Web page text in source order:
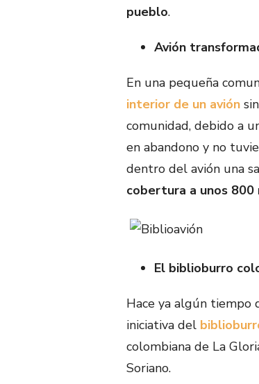
pueblo.
Avión
En una pequeña
interior de un avión
comunidad, debido a
en abandono y no
dentro del avión una
cobertura a unos
El biblioburro
Hace ya algún tiempo
iniciativa del
colombiana de La
Soriano.